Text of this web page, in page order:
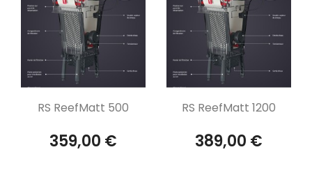
 Aperçu rapide
RS ReefMatt 500
359,00 €
 Aperçu rapide
RS ReefMatt 1200
389,00 €